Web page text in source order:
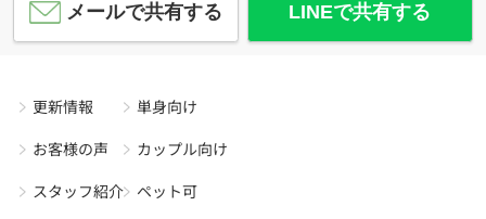
メールで共有する LINEで共有する
更新情報
お客様の声
スタッフ紹介
単身向け
カップル向け
ペット可